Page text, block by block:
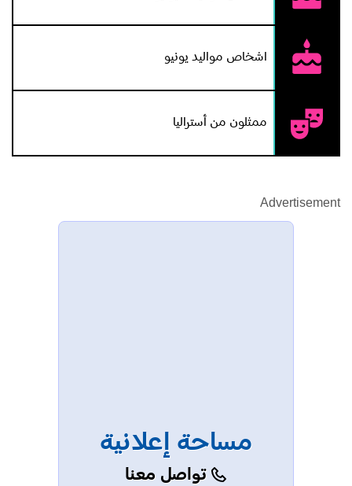
اشخاص مواليد يونيو
ممثلون من أستراليا
Advertisement
مساحة إعلانية
تواصل معنا